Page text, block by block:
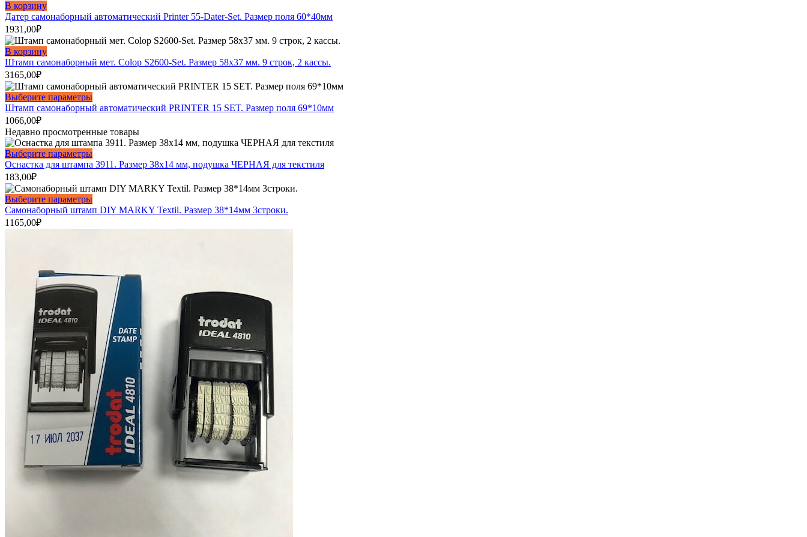
В корзину
Датер самонаборный автоматический Printer 55-Dater-Set. Размер поля 60*40мм
1931,00₽
В корзину
Штамп самонаборный мет. Colop S2600-Set. Размер 58х37 мм. 9 строк, 2 кассы.
3165,00₽
Выберите параметрыЭтот
товар
несколько
вариаций.
Опции
можно
выбрать
странице
товара.
Штамп самонаборный автоматический PRINTER 15 SET. Размер поля 69*10мм
1066,00₽
Недавно просмотренные товары
Выберите параметрыЭтот
товар
несколько
вариаций.
Опции
можно
выбрать
Оснастка для штампа 3911. Размер 38х14 мм, подушка ЧЕРНАЯ для текстиля
183,00₽
Выберите параметрыЭтот
товар
несколько
выбрать
на
странице
товара.
Самонаборный штамп DIY MARKY Textil. Размер 38*14мм 3строки.
1165,00₽